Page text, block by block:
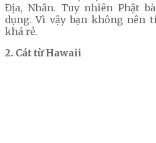
Địa, Nhân. Tuy nhiên Phật
dụng. Vì vậy bạn không nên
khá rẻ.
2. Cát từ Hawaii